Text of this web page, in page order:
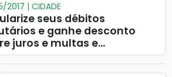
2017 | CIDADE
seus débitos
e ganhe desconto
juros e multas e